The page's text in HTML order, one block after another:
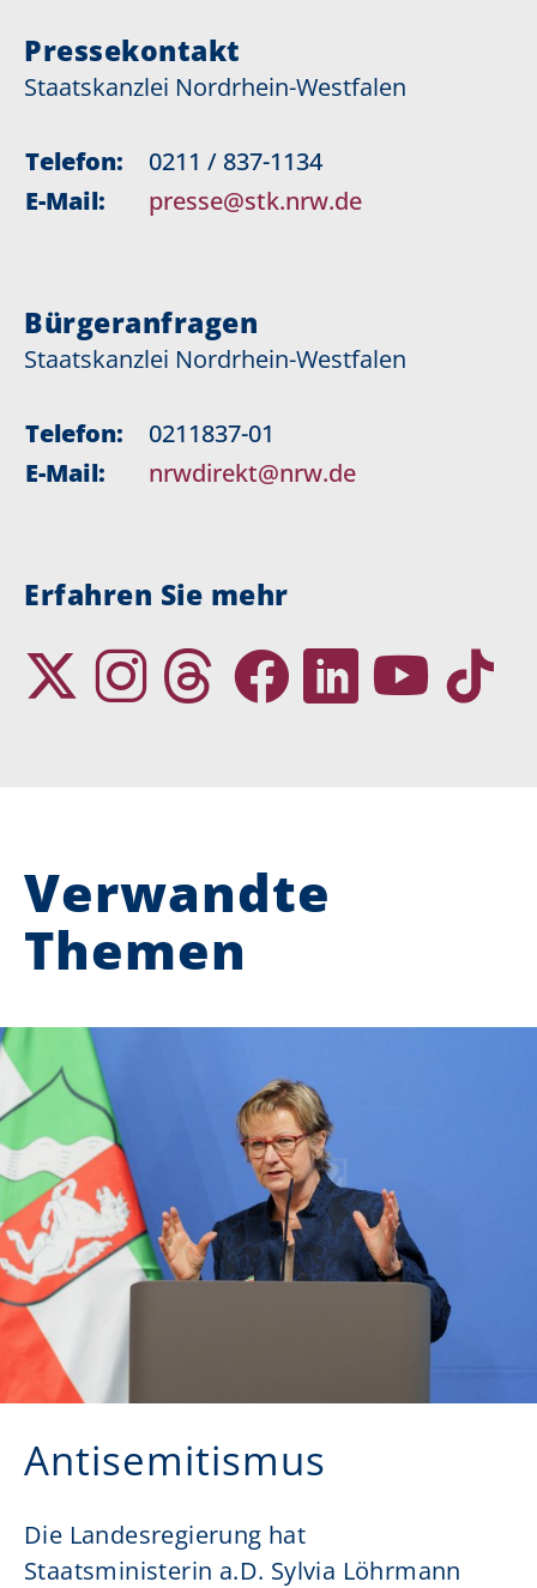
Pressekontakt
Staatskanzlei Nordrhein-Westfalen
Telefon:
0211 / 837-1134
E-Mail:
presse@stk.nrw.de
Bürgeranfragen
Staatskanzlei Nordrhein-Westfalen
Telefon:
0211837-01
E-Mail:
nrwdirekt@nrw.de
Erfahren Sie mehr
Verwandte
Themen
Antisemitismus
Die Landesregierung hat
Staatsministerin a.D. Sylvia Löhrmann